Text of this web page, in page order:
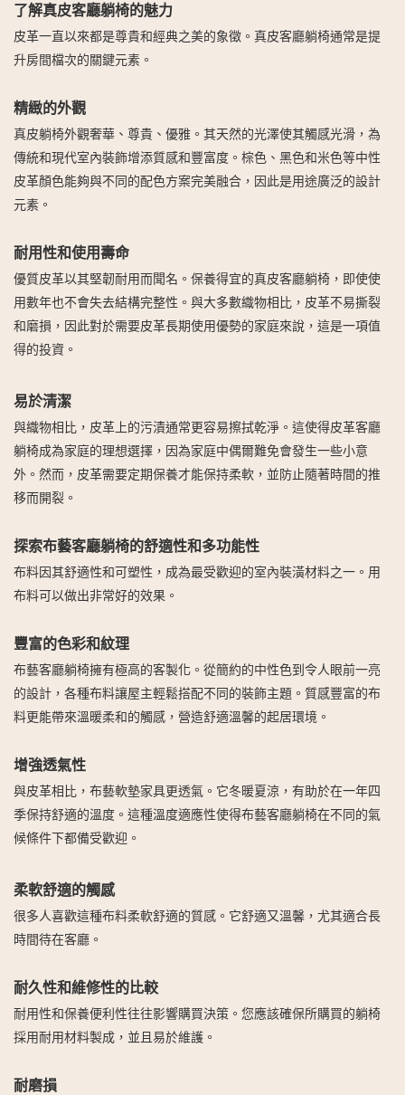
了解真皮客廳躺椅的魅力
皮革一直以來都是尊貴和經典之美的象徵。真皮客廳躺椅通常是提
升房間檔次的關鍵元素。
精緻的外觀
真皮躺椅外觀奢華、尊貴、優雅。其天然的光澤使其觸感光滑，為
傳統和現代室內裝飾增添質感和豐富度。棕色、黑色和米色等中性
皮革顏色能夠與不同的配色方案完美融合，因此是用途廣泛的設計
元素。
耐用性和使用壽命
優質皮革以其堅韌耐用而聞名。保養得宜的真皮客廳躺椅，即使使
用數年也不會失去結構完整性。與大多數織物相比，皮革不易撕裂
和磨損，因此對於需要皮革長期使用優勢的家庭來說，這是一項值
得的投資。
易於清潔
與織物相比，皮革上的污漬通常更容易擦拭乾淨。這使得皮革客廳
躺椅成為家庭的理想選擇，因為家庭中偶爾難免會發生一些小意
外。然而，皮革需要定期保養才能保持柔軟，並防止隨著時間的推
移而開裂。
探索布藝客廳躺椅的舒適性和多功能性
布料因其舒適性和可塑性，成為最受歡迎的室內裝潢材料之一。用
布料可以做出非常好的效果。
豐富的色彩和紋理
布藝客廳躺椅擁有極高的客製化。從簡約的中性色到令人眼前一亮
的設計，各種布料讓屋主輕鬆搭配不同的裝飾主題。質感豐富的布
料更能帶來溫暖柔和的觸感，營造舒適溫馨的起居環境。
增強透氣性
與皮革相比，布藝軟墊家具更透氣。它冬暖夏涼，有助於在一年四
季保持舒適的溫度。這種溫度適應性使得布藝客廳躺椅在不同的氣
候條件下都備受歡迎。
柔軟舒適的觸感
很多人喜歡這種布料柔軟舒適的質感。它舒適又溫馨，尤其適合長
時間待在客廳。
耐久性和維修性的比較
耐用性和保養便利性往往影響購買決策。您應該確保所購買的躺椅
採用耐用材料製成，並且易於維護。
耐磨損